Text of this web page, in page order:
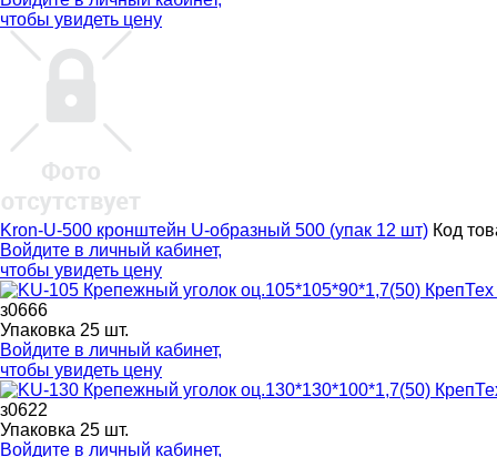
чтобы увидеть цену
Kron-U-500 кронштейн U-образный 500 (упак 12 шт) Код
Войдите в личный кабинет,
чтобы увидеть цену
з0666
Упаковка 25 шт.
Войдите в личный кабинет,
чтобы увидеть цену
з0622
Упаковка 25 шт.
Войдите в личный кабинет,